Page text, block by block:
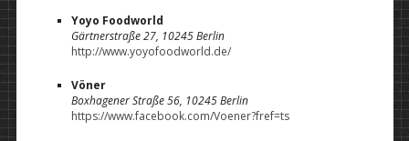
Yoyo Foodworld
Gärtnerstraße 27, 10245 Berlin
http://www.yoyofoodworld.de/
Vöner
Boxhagener Straße 56, 10245 Berlin
https://www.facebook.com/Voener?fref=ts